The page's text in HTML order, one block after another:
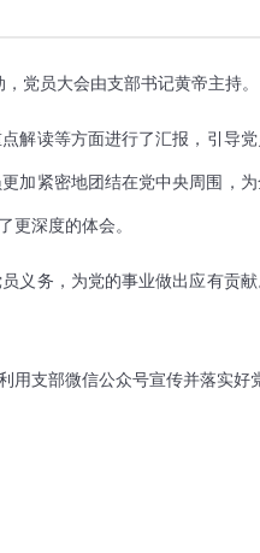
党员大会由支部书记黄帝主持。
解读等方面进行了汇报，引导
加紧密地团结在党中央周围，
更深度的体会。
务，为党的事业做出应有贡
支部微信公众号宣传并落实好